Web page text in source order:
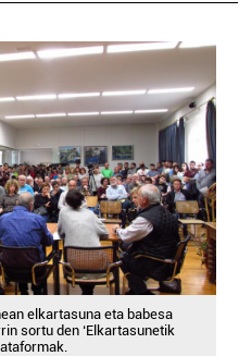
elkartasuna eta babesa
sortu den ‘Elkartasunetik